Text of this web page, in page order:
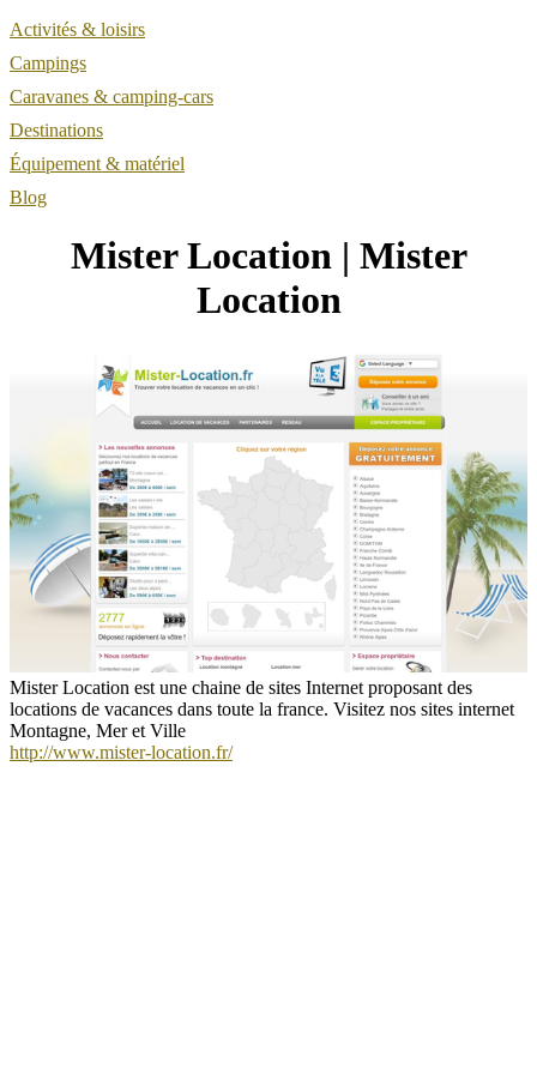
Activités & loisirs
Campings
Caravanes & camping-cars
Destinations
Équipement & matériel
Blog
Mister Location | Mister
Location
Mister Location est une chaine de sites Internet proposant des
locations de vacances dans toute la france. Visitez nos sites internet
Montagne, Mer et Ville
http://www.mister-location.fr/